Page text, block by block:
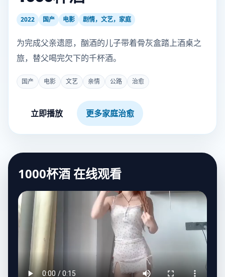
2022 国产 电影 剧情，文艺，家庭
为完成父亲遗愿，酗酒的儿子带着骨灰盒踏上酒桌之
旅，替父喝完欠下的千杯酒。
国产 电影 文艺 亲情 公路 治愈
立即播放 更多家庭治愈
1000杯酒 在线观看